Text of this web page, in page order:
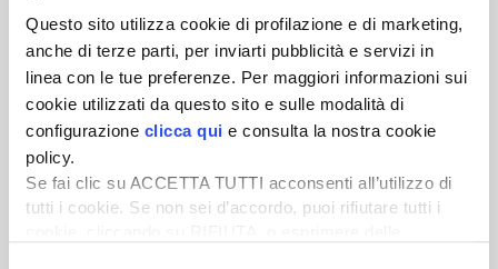
Questo sito utilizza cookie di profilazione e di marketing,
anche di terze parti, per inviarti pubblicità e servizi in
linea con le tue preferenze. Per maggiori informazioni sui
cookie utilizzati da questo sito e sulle modalità di
configurazione clicca qui e consulta la nostra cookie
policy.
Se fai clic su ACCETTA TUTTI acconsenti all’utilizzo di
tutti i cookie. Se non sei d’accordo, puoi rifiutare tutti i
Newsletter
Scopri un servizio d'informazione di alta qualità. Tagliato sulle tue
esigenze.